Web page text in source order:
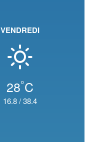
VENDREDI
28°C
16.8/38.4